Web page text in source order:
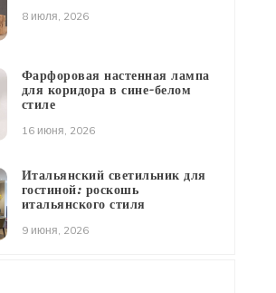
8 июля, 2026
Фарфоровая настенная лампа
для коридора в сине-белом
стиле
16 июня, 2026
Итальянский светильник для
гостиной: роскошь
итальянского стиля
9 июня, 2026